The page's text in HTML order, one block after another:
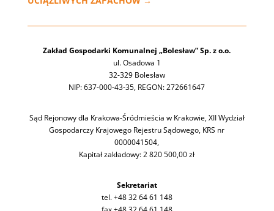
Zakład Gospodarki Komunalnej „Bolesław” Sp. z o.o.
ul. Osadowa 1
32-329 Bolesław
NIP: 637-000-43-35, REGON: 272661647
Sąd Rejonowy dla Krakowa-Śródmieścia w Krakowie, XII Wydział
Gospodarczy Krajowego Rejestru Sądowego, KRS nr
0000041504,
Kapitał zakładowy: 2 820 500,00 zł
Sekretariat
tel. +48 32 64 61 148